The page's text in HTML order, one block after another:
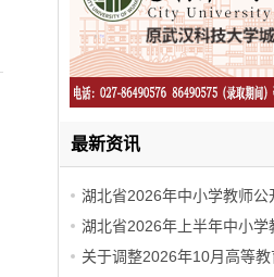
最新资讯
湖北省2026年中小学教师公
湖北省2026年上半年中小学
关于调整2026年10月高等教